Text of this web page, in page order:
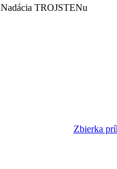
Nadácia TROJSTENu
Zbierka